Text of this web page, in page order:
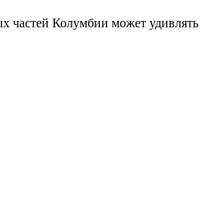
частей Колумбии может удивлять